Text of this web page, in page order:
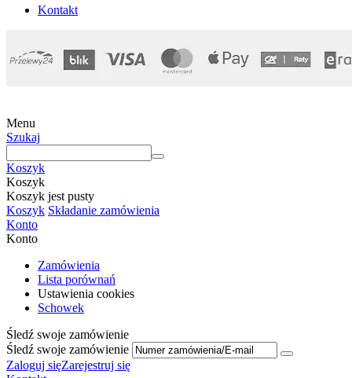
Kontakt
Menu
Szukaj
Koszyk
Koszyk
Koszyk jest pusty
Koszyk Składanie zamówienia
Konto
Konto
Zamówienia
Lista porównań
Ustawienia cookies
Schowek
Śledź swoje zamówienie
Śledź swoje zamówienie
Zaloguj sięZarejestruj się